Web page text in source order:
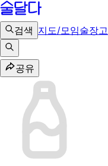
검색 지도/모임술장고
공유